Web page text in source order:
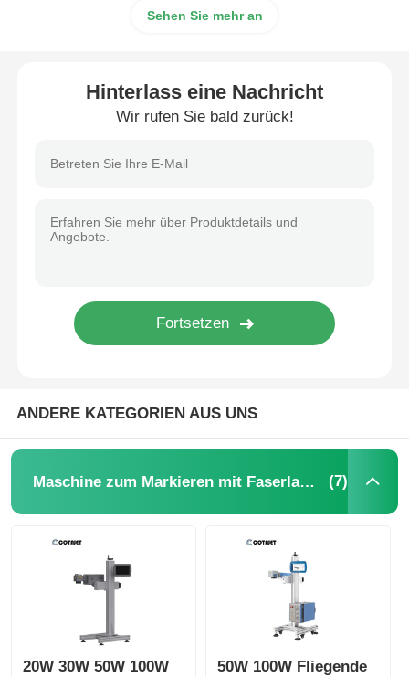
UV -Lasermarkierungsmaschine
Tj-Tintenstrahldrucker
Industrielle Tintenpatronen
Industrieller UV-Drucker
Sehen Sie mehr an
Hinterlass eine Nachricht
Wir rufen Sie bald zurück!
ANDERE KATEGORIEN AUS UNS
Maschine zum Markieren mit Faserlaser (7)
20W 30W 50W 100W
50W 100W Fliegende